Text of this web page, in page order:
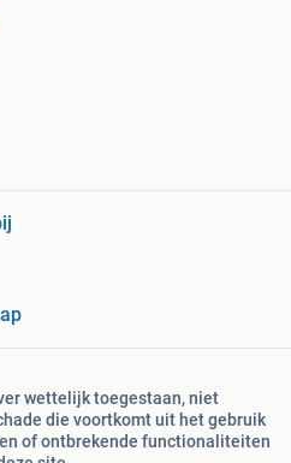
wettelijk toegestaan, niet
die voortkomt uit het gebruik
of ontbrekende functionaliteiten